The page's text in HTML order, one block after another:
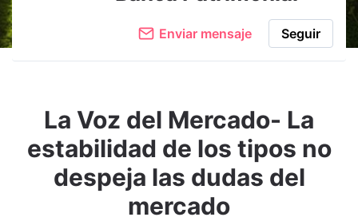
Enviar mensaje Seguir
La Voz del Mercado- La
estabilidad de los tipos no
despeja las dudas del
mercado